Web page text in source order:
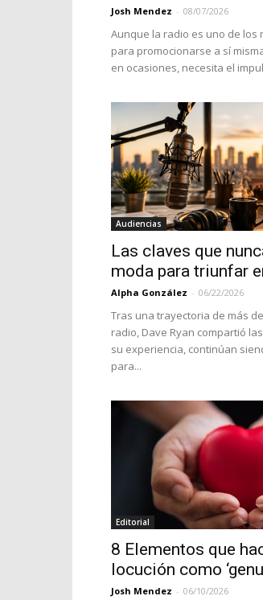
Josh Mendez - 08/07/2026
Aunque la radio es uno de los
para promocionarse a sí
en ocasiones, necesita el
Audiencias
Las claves que
moda para triunfar
Alpha González - 06/22/2026
Tras una trayectoria de más
radio, Dave Ryan compartió
su experiencia, continúan
para...
Editorial
8 Elementos que
locución como
Josh Mendez - 06/10/2026